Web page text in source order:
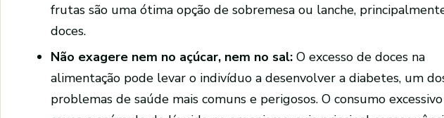
frutas são uma ótima opção de sobremesa ou lanche,
doces.
Não exagere nem no açúcar, nem no sal:O excesso de doces na
alimentação pode levar o indivíduo a desenvolver a diabetes, um
problemas de saúde mais comuns e perigosos. O consumo